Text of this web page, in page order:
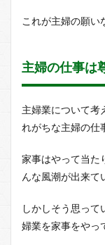
がデ
向く
理由
とは
2.1
デイ
トレ
の女
性脳
上書
き保
存が
これが主婦の願い
主婦の仕事は
主婦業について考
れがちな主婦の仕
家事はやって当た
んな風潮が出来て
しかしそう思っ
婦業を家事をやっ